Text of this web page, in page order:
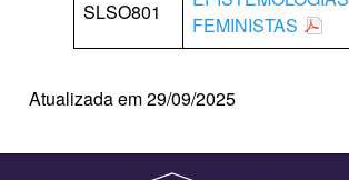
SLSO801
FEMINISTAS
Atualizada em 29/09/2025